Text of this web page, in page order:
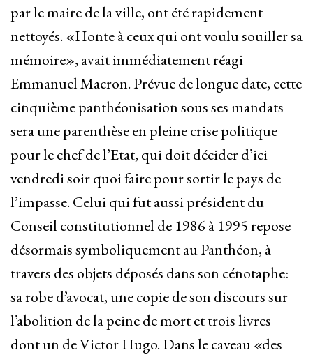
par le maire de la ville, ont été rapidement
nettoyés. «Honte à ceux qui ont voulu souiller sa
mémoire», avait immédiatement réagi
Emmanuel Macron. Prévue de longue date, cette
cinquième panthéonisation sous ses mandats
sera une parenthèse en pleine crise politique
pour le chef de l’Etat, qui doit décider d’ici
vendredi soir quoi faire pour sortir le pays de
l’impasse. Celui qui fut aussi président du
Conseil constitutionnel de 1986 à 1995 repose
désormais symboliquement au Panthéon, à
travers des objets déposés dans son cénotaphe:
sa robe d’avocat, une copie de son discours sur
l’abolition de la peine de mort et trois livres
dont un de Victor Hugo. Dans le caveau «des